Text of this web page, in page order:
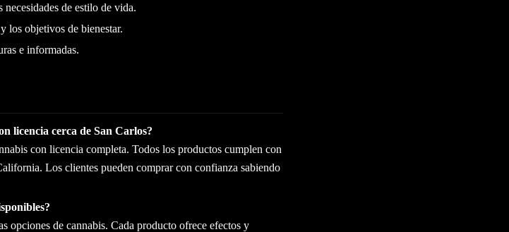
de estilo de vida.
los objetivos de bienestar.
e informadas.
licencia cerca de San Carlos?
con licencia completa. Todos los productos cumplen con
Los clientes pueden comprar con confianza sabiendo
opciones de cannabis. Cada producto ofrece efectos y